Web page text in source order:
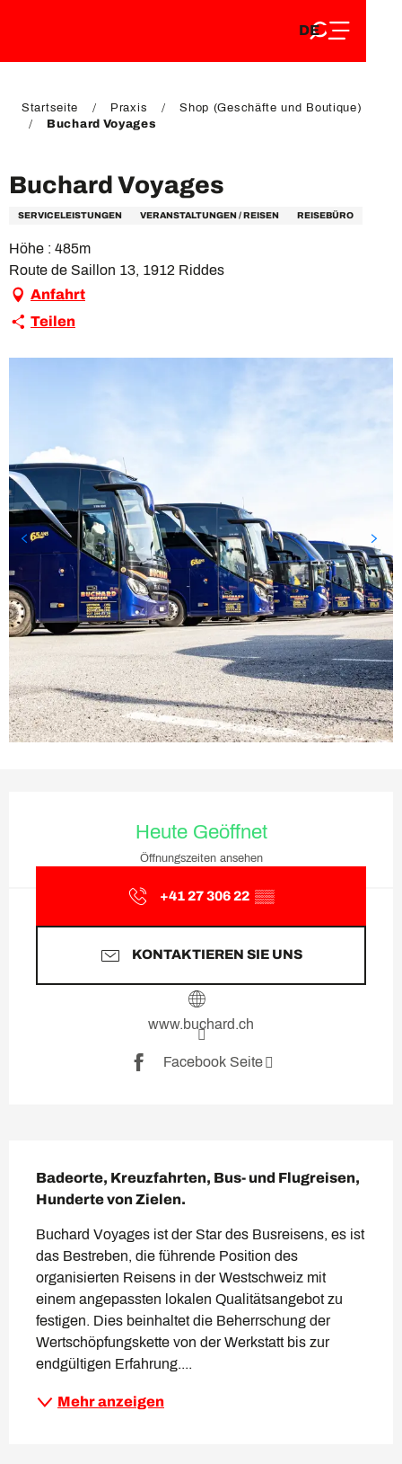
EN
DE
FR
Startseite Praxis
Shop (Geschäfte und Boutique)
Buchard Voyages
Buchard Voyages
SERVICELEISTUNGEN VERANSTALTUNGEN / REISEN REISEBÜRO
Höhe : 485m
Route de Saillon 13, 1912 Riddes
Anfahrt
Teilen
Heute Geöffnet
Öffnungszeiten ansehen
+41 27 306 22 ▒▒
KONTAKTIEREN SIE UNS
www.buchard.ch
Facebook Seite
Badeorte, Kreuzfahrten, Bus- und Flugreisen,
Hunderte von Zielen.
Buchard Voyages ist der Star des Busreisens, es ist
das Bestreben, die führende Position des
organisierten Reisens in der Westschweiz mit
einem angepassten lokalen Qualitätsangebot zu
festigen. Dies beinhaltet die Beherrschung der
Wertschöpfungskette von der Werkstatt bis zur
endgültigen Erfahrung....
Mehr anzeigen